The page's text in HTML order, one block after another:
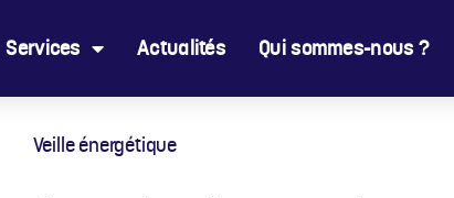
Services Actualités Qui sommes-nous ?
Veille énergétique